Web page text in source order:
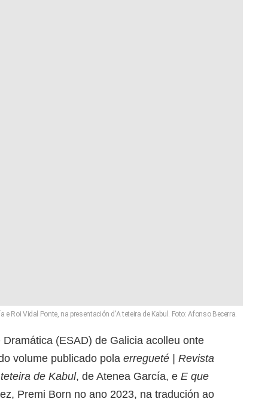
e Roi Vidal Ponte, na presentación d'A teteira de Kabul. Foto: Afonso Becerra.
(ESAD) de Galicia acolleu onte
volume publicado pola erregueté | Revista
de Kabul, de Atenea García, e E que
Premi Born no ano 2023, na tradución ao